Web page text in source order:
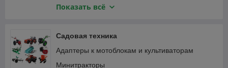
Принадлежности для садового инструмента
Принадлежности для строительного
инструмента
Принадлежности для строительной техники и
оборудования
Бензопилы, цепные электропилы
Газонокосилки
Дровоколы
Зернодробилки, измельчители кормов
Показать всё
Садовая техника
Адаптеры к мотоблокам и культиваторам
Минитракторы